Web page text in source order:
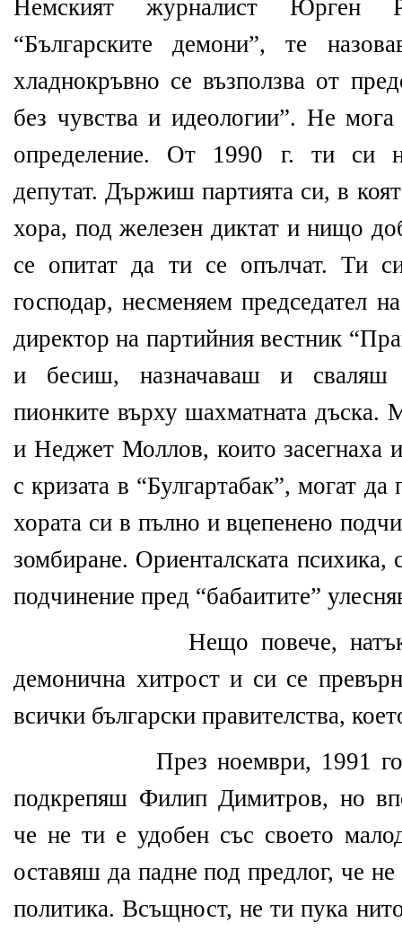
Немският журналист Юрген
“Българските демони”, те
хладнокръвно се възползва от
без чувства и идеологии”. Не
определение. От 1990 г. ти си
депутат. Държиш партията си, в
хора, под железен диктат и нищо
се опитат да ти се опълчат. Ти
господар, несменяем председател
директор на партийния вестник
и бесиш, назначаваш и сваляш
пионките върху шахматната
и Неджет Моллов, които засегнаха
с кризата в “Булгартабак”, могат
хората си в пълно и вцепенено
зомбиране. Ориенталската психика,
подчинение пред “бабаитите”
Нещо повече,
демонична хитрост и си се
всички български правителства,
През ноември, 1991
подкрепяш Филип Димитров, но
че не ти е удобен със своето
оставяш да падне под предлог, че
политика. Всъщност, не ти пука